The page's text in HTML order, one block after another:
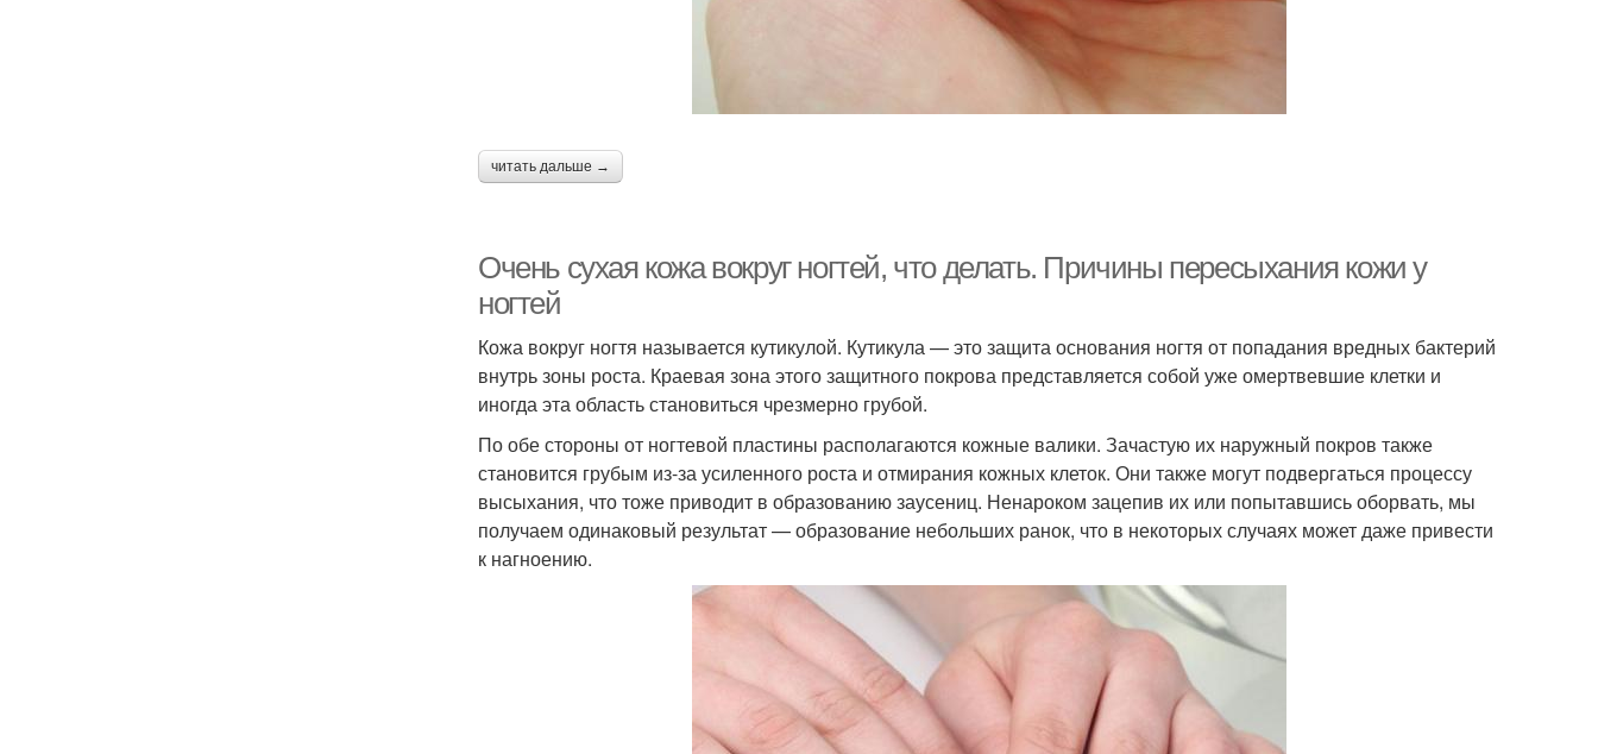
читать дальше →
Очень сухая кожа вокруг ногтей, что делать. Причины пересыхания кожи у
ногтей
Кожа вокруг ногтя называется кутикулой. Кутикула — это защита основания ногтя от попадания вредных бактерий
внутрь зоны роста. Краевая зона этого защитного покрова представляется собой уже омертвевшие клетки и
иногда эта область становиться чрезмерно грубой.
По обе стороны от ногтевой пластины располагаются кожные валики. Зачастую их наружный покров также
становится грубым из-за усиленного роста и отмирания кожных клеток. Они также могут подвергаться процессу
высыхания, что тоже приводит в образованию заусениц. Ненароком зацепив их или попытавшись оборвать, мы
получаем одинаковый результат — образование небольших ранок, что в некоторых случаях может даже привести
к нагноению.